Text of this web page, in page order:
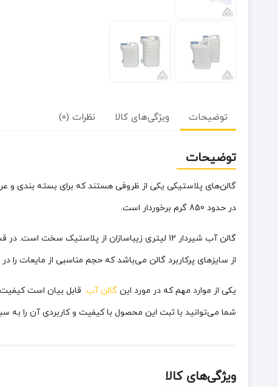
توضیحات ویژگی‌های کالا نظرات (0)
توضیحات
در حدود 850 گرم برخوردار است.
از سایزهای پرکاربرد گالن می‌باشد که حجم مناسبی از مایعات را در خود جای می‌دهد. از گالن 12 لیتری پلاستیکی برای نگهداری آب،
یکی از موارد مهم که در مورد این گالن آبقابل بیان است کیفیت
شما می‌توانید با ثبت این محصول با کیفیت و کاربردی آن را به
ویژگی‌های کالا